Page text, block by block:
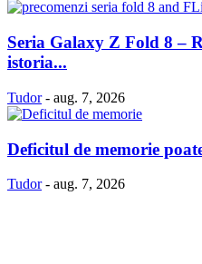
Seria Galaxy Z Fold 8 –
istoria...
Tudor - aug. 7, 2026
Deficitul de memorie
Tudor - aug. 7, 2026